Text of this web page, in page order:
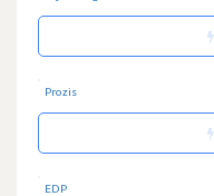
Prozis
EDP